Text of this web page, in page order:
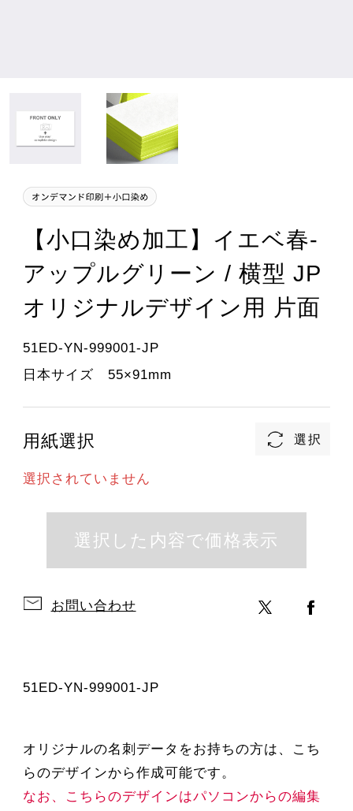
【小口染め加工】イエベ春-
アップルグリーン / 横型 JP
オリジナルデザイン用 片面
51ED-YN-999001-JP
日本サイズ 55×91mm
用紙選択
選択されていません
お問い合わせ
51ED-YN-999001-JP
オリジナルの名刺データをお持ちの方は、こち
らのデザインから作成可能です。
なお、こちらのデザインはパソコンからの編集